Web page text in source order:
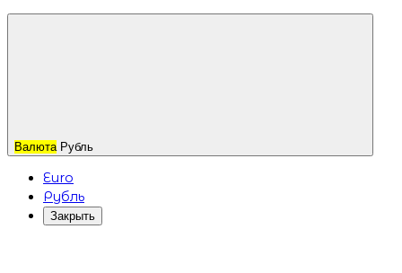
Валюта Рубль
Euro
Рубль
Закрыть